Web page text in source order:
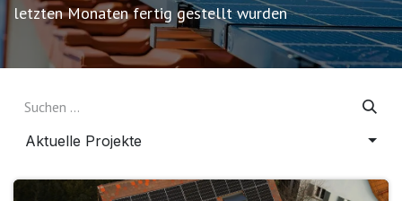
letzten Monaten fertig gestellt wurden
Aktuelle Projekte